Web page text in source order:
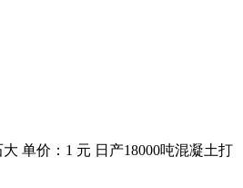
单价：1 元 日产18000吨混凝土打